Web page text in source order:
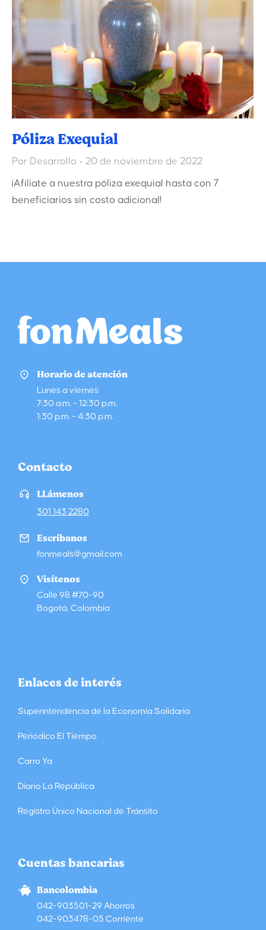
Póliza Exequial
Por Desarrollo 20 de noviembre de 2022
¡Afíliate a nuestra póliza exequial hasta con 7
beneficiarios sin costo adicional!
Horario de atención
Lunes a viernes
7:30 a.m. - 12:30 p.m.
1:30 p.m. - 4:30 p.m.
Contacto
LLámenos
301 143 2280
Escríbanos
fonmeals@gmail.com
Visítenos
Calle 98 #70-90
Bogotá, Colombia
Enlaces de interés
Superintendencia de la Economía Solidaria
Periódico El Tiempo
Carro Ya
Diario La República
Registro Único Nacional de Tránsito
Cuentas bancarias
Bancolombia
042-903501-29 Ahorros
042-903478-05 Corriente